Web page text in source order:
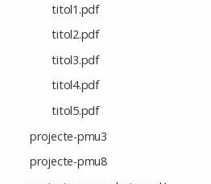
titol1.pdf
titol2.pdf
titol3.pdf
titol4.pdf
titol5.pdf
projecte-pmu3
projecte-pmu8